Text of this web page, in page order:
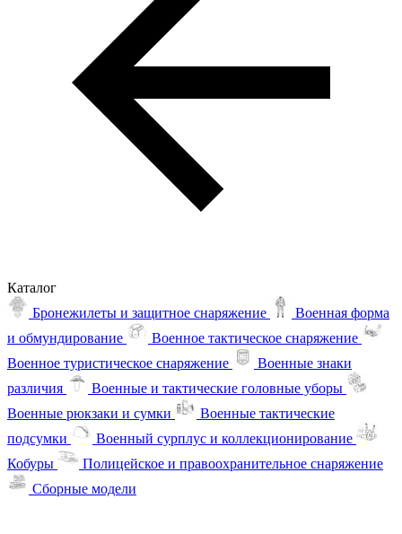
Каталог
Бронежилеты и защитное снаряжение
Военная форма
и обмундирование
Военное тактическое снаряжение
Военное туристическое снаряжение
Военные знаки
различия
Военные и тактические головные уборы
Военные рюкзаки и сумки
Военные тактические
подсумки
Военный сурплус и коллекционирование
Кобуры
Полицейское и правоохранительное снаряжение
Сборные модели